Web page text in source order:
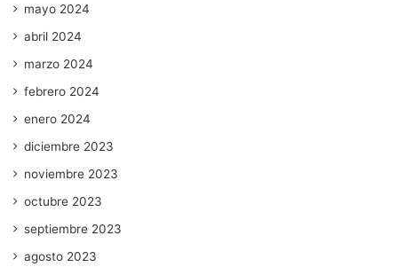
mayo 2024
abril 2024
marzo 2024
febrero 2024
enero 2024
diciembre 2023
noviembre 2023
octubre 2023
septiembre 2023
agosto 2023